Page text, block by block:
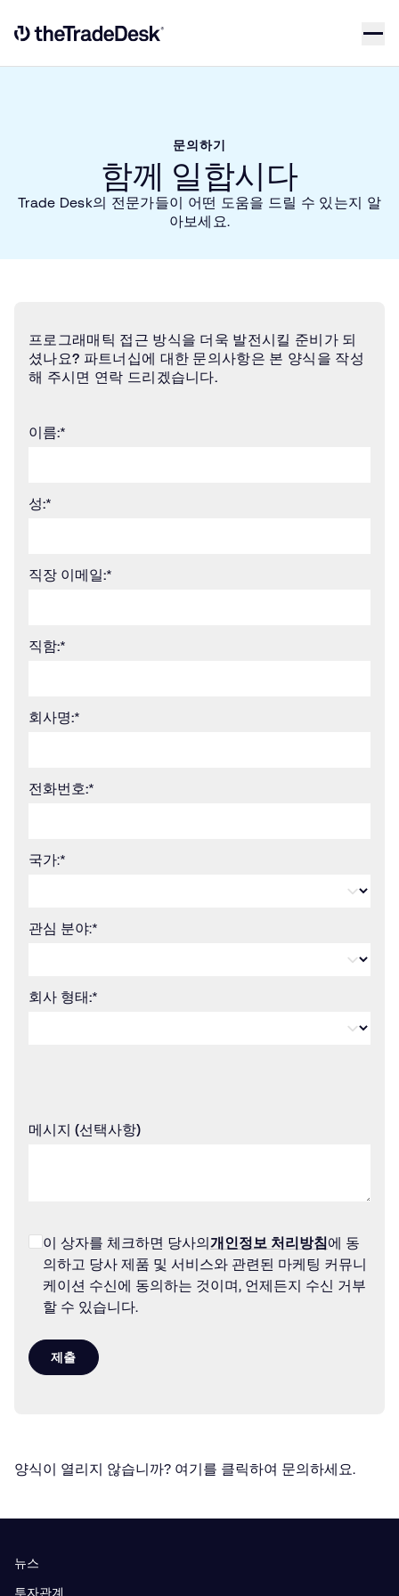
Link to The Trade Desk Home Page
문의하기
함께 일합시다
Trade Desk의 전문가들이 어떤 도움을 드릴 수 있는지 알
아보세요.
프로그래매틱 접근 방식을 더욱 발전시킬 준비가 되
셨나요? 파트너십에 대한 문의사항은 본 양식을 작성
해 주시면 연락 드리겠습니다.
*
이름:
*
성:
*
직장 이메일:
*
직함:
*
회사명:
*
전화번호:
*
국가:
*
관심 분야:
*
회사 형태:
메시지 (선택사항)
이 상자를 체크하면 당사의개인정보 처리방침에 동
의하고 당사 제품 및 서비스와 관련된 마케팅 커뮤니
케이션 수신에 동의하는 것이며, 언제든지 수신 거부
할 수 있습니다.
제출
양식이 열리지 않습니까? 여기를 클릭하여 문의하세요.
뉴스
투자관계